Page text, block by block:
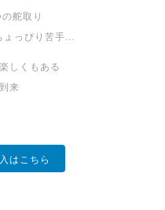
舵取り
ょっぴり苦手…
しくもある
来
はこちら